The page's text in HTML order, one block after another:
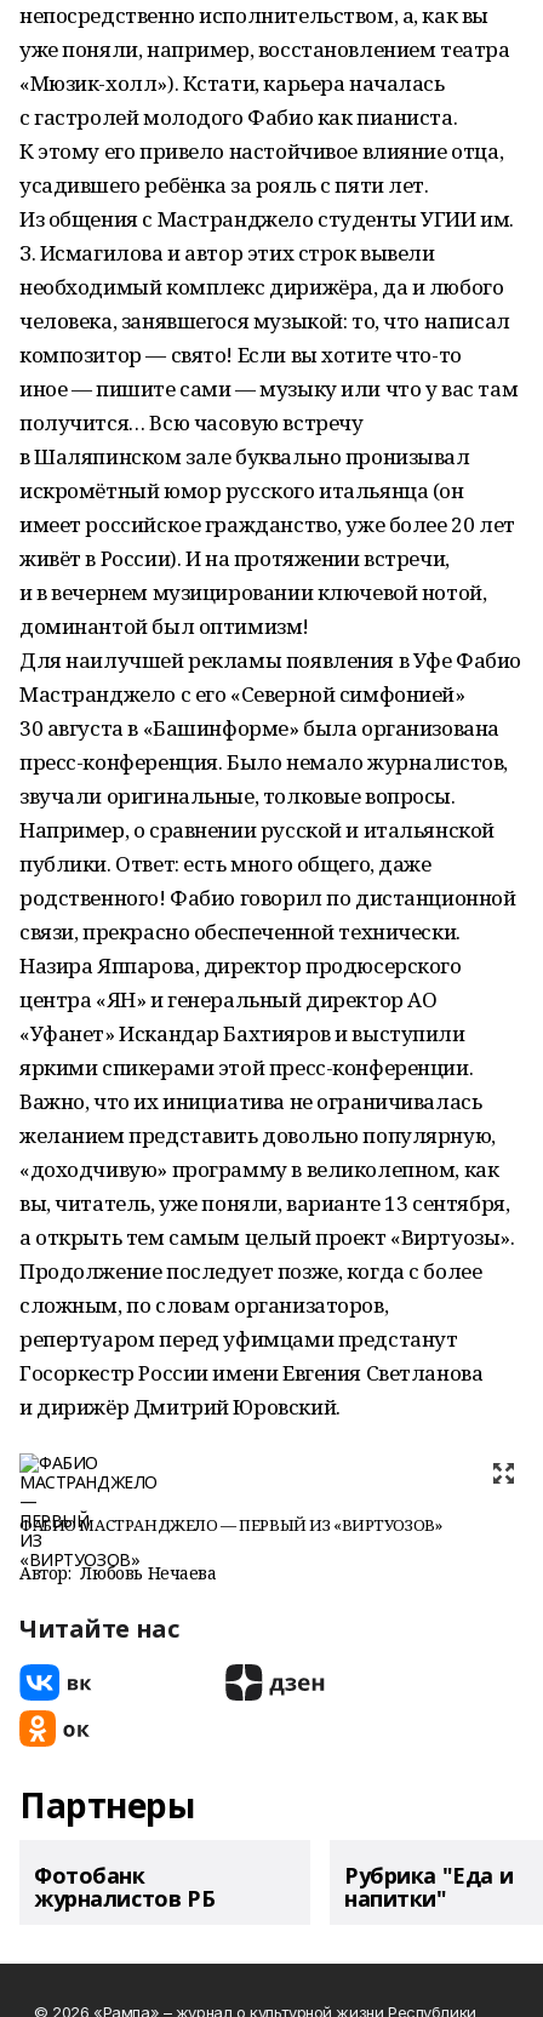
непосредственно исполнительством, а, как вы
уже поняли, например, восстановлением театра
«Мюзик-холл»). Кстати, карьера началась
с гастролей молодого Фабио как пианиста.
К этому его привело настойчивое влияние отца,
усадившего ребёнка за рояль с пяти лет.
Из общения с Мастранджело студенты УГИИ им.
З. Исмагилова и автор этих строк вывели
необходимый комплекс дирижёра, да и любого
человека, занявшегося музыкой: то, что написал
композитор — свято! Если вы хотите что-то
иное — пишите сами — музыку или что у вас там
получится… Всю часовую встречу
в Шаляпинском зале буквально пронизывал
искромётный юмор русского итальянца (он
имеет российское гражданство, уже более 20 лет
живёт в России). И на протяжении встречи,
и в вечернем музицировании ключевой нотой,
доминантой был оптимизм!
Для наилучшей рекламы появления в Уфе Фабио
Мастранджело с его «Северной симфонией»
30 августа в «Баш­информе» была организована
пресс-конференция. Было немало журналистов,
звучали оригинальные, толковые вопросы.
Например, о сравнении русской и итальянской
публики. Ответ: есть много общего, даже
родственного! Фабио говорил по дистанционной
связи, прекрасно обеспеченной технически.
Назира Яппарова, директор продюсерского
центра «ЯН» и генеральный директор АО
«Уфанет» Искандар Бахтияров и выступили
яркими спикерами этой пресс-конференции.
Важно, что их инициатива не ограничивалась
желанием представить довольно популярную,
«доходчивую» программу в великолепном, как
вы, читатель, уже поняли, варианте 13 сентября,
а открыть тем самым целый проект «Виртуозы».
Продолжение последует позже, когда с более
сложным, по словам организаторов,
репертуаром перед уфимцами предстанут
Госоркестр России имени Евгения Светланова
и дирижёр Дмитрий Юровский.
ФАБИО МАСТРАНДЖЕЛО — ПЕРВЫЙ ИЗ «ВИРТУОЗОВ»
Автор: Любовь Нечаева
Читайте нас
Партнеры
Фотобанк
журналистов РБ
Рубрика "Еда и
напитки"
© 2026 «Рампа» – журнал о культурной жизни Республики